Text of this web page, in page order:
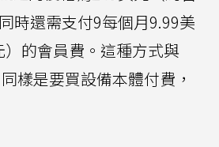
時還需支付9每個月9.99美
的會員費。這種方式與
樣是要買設備本體付費，